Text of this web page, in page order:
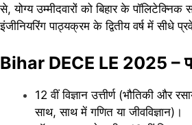
से, योग्य उम्मीदवारों को बिहार के पॉलिटेक्निक
इंजीनियरिंग पाठ्यक्रम के द्वितीय वर्ष में सीधे
Bihar DECE LE 2025 –
12 वीं विज्ञान उत्तीर्ण (भौतिकी और
साथ, साथ में गणित या जीवविज्ञान)।